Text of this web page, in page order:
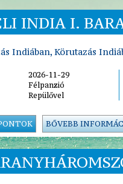
INDIA I.
Indiában, Körutazás
2026-11-29
Félpanzió
Repülővel
BŐVEBB